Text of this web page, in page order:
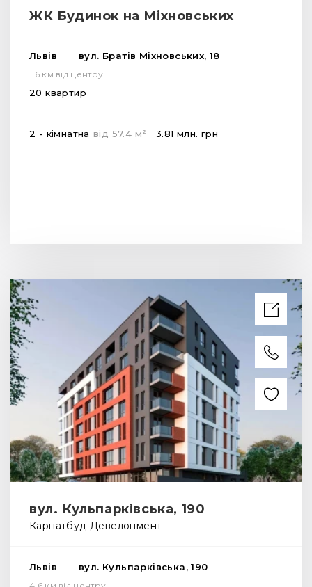
ЖК Будинок на Міхновських
Львів вул. Братів Міхновських, 18
1.6 км від центру
20 квартир
2 - кімнатна від 57.4 м 2 3.81 млн. грн
вул. Кульпарківська, 190
Карпатбуд Девелопмент
Львів вул. Кульпарківська, 190
4.6 км від центру